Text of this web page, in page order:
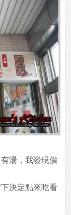
湯，我發現價
決定點來吃看